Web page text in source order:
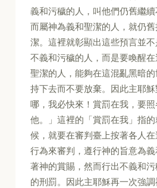
義和污穢的人，叫他們仍舊繼續
而屬神為義和聖潔的人，就仍
潔。這裡就彰顯出這些預言並
不義和污穢的人，而是要喚醒
聖潔的人，能夠在這混亂黑暗
持下去而不要放棄。因此主耶
哪，我必快來！賞罰在我，要
他。」這裡的「賞罰在我」指
候，就要在審判臺上按著各人
行為來審判，遵行神的旨意為
著神的賞賜，然而行出不義和
的刑罰。因此主耶穌再一次強